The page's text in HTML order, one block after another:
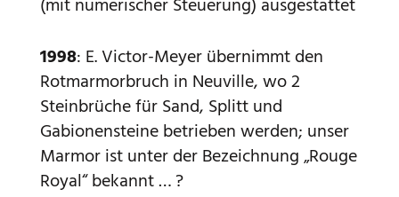
(mit numerischer Steuerung) ausgestattet
1998: E. Victor-Meyer übernimmt den
Rotmarmorbruch in Neuville, wo 2
Steinbrüche für Sand, Splitt und
Gabionensteine betrieben werden; unser
Marmor ist unter der Bezeichnung „Rouge
Royal“ bekannt …?